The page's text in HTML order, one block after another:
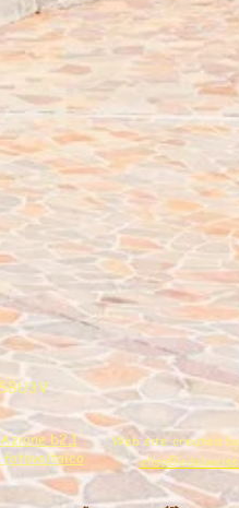
Web site created
b2.1